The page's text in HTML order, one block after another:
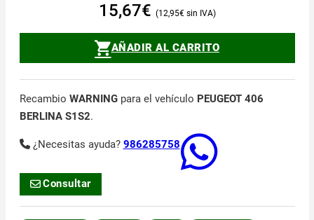
15,67€ 12,95€
AÑADIR AL CARRITO
Recambio WARNINGpara el vehículo PEUGEOT 406
BERLINA S1S2.
¿Necesitas ayuda? 986285758
Consultar